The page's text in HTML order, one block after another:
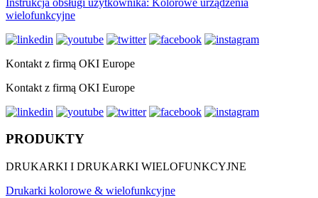
wielofunkcyjne
Kontakt z firmą OKI Europe
Kontakt z firmą OKI Europe
PRODUKTY
DRUKARKI I DRUKARKI WIELOFUNKCYJNE
Drukarki kolorowe & wielofunkcyjne